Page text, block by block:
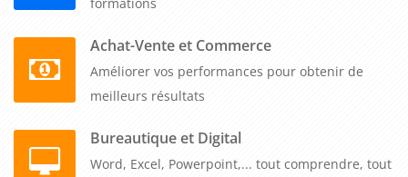
Se former à l'utilisation efficace des outils Masque et titrage
constitue la dimension technique avancée qui apporte une
maîtrisent la création de masques pour isoler ou flouter des
zones spécifiques, protéger des informations confidentielles
Achat-Vente et Commerce
Améliorer vos performances pour obtenir de
meilleurs résultats
Bureautique et Digital
Word, Excel, Powerpoint,... tout comprendre, tout